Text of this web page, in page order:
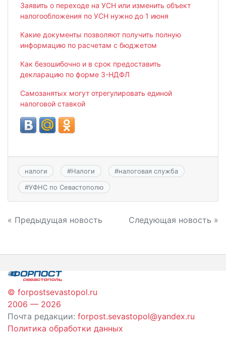
Заявить о переходе на УСН или изменить объект
налогообложения по УСН нужно до 1 июня
Какие документы позволяют получить полную
информацию по расчетам с бюджетом
Как безошибочно и в срок предоставить
декларацию по форме 3-НДФЛ
Самозанятых могут отрегулировать единой
налоговой ставкой
налоги #Налоги #налоговая служба
#УФНС по Севастополю
Навигация
записям
« Предыдущая новость Следующая новость »
© forpostsevastopol.ru
2006 — 2026
Почта редакции: forpost.sevastopol@yandex.ru
Политика обработки данных